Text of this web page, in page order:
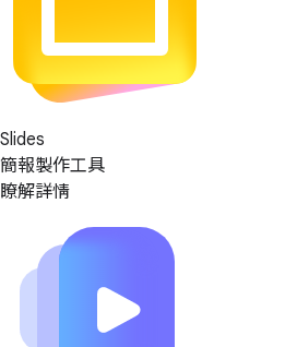
Slides
簡報製作工具
瞭解詳情